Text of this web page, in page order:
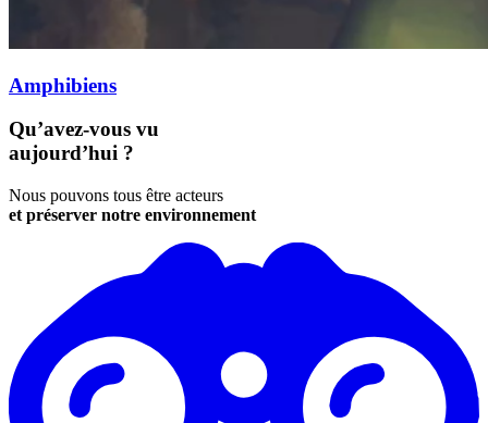
Amphibiens
Qu’avez-vous vu
aujourd’hui ?
Nous pouvons tous être acteurs
et préserver notre environnement